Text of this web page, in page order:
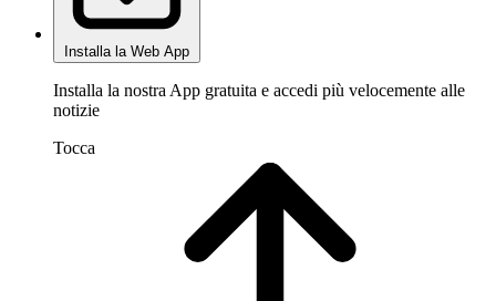
Installa la Web App
Installa la nostra App gratuita e accedi più velocemente alle
notizie
Tocca